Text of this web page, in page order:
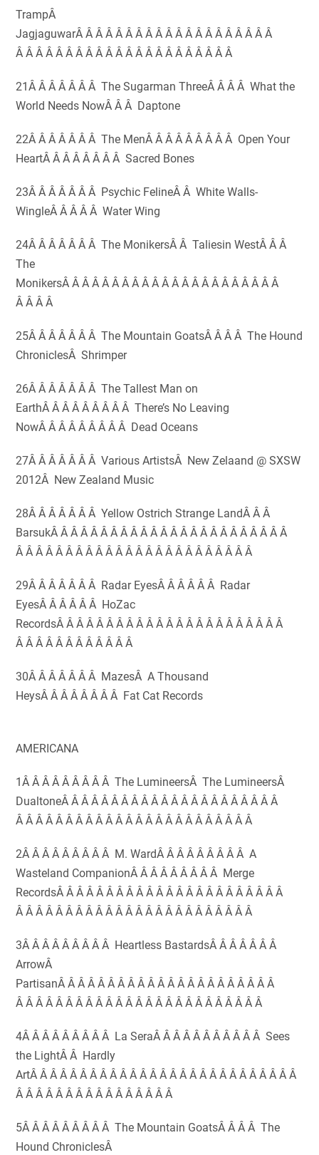
TrampÂ
JagjaguwarÂ Â Â Â Â Â Â Â Â Â Â Â Â Â Â Â Â Â Â Â
Â Â Â Â Â Â Â Â Â Â Â Â Â Â Â Â Â Â Â Â Â Â
21Â Â Â Â Â Â Â The Sugarman ThreeÂ Â Â Â What the
World Needs NowÂ Â Â Daptone
22Â Â Â Â Â Â Â The MenÂ Â Â Â Â Â Â Â Â Open Your
HeartÂ Â Â Â Â Â Â Â Sacred Bones
23Â Â Â Â Â Â Â Psychic FelineÂ Â White Walls-
WingleÂ Â Â Â Â Water Wing
24Â Â Â Â Â Â Â The MonikersÂ Â Taliesin WestÂ Â Â
The
MonikersÂ Â Â Â Â Â Â Â Â Â Â Â Â Â Â Â Â Â Â Â Â Â
Â Â Â Â
25Â Â Â Â Â Â Â The Mountain GoatsÂ Â Â Â The Hound
ChroniclesÂ Shrimper
26Â Â Â Â Â Â Â The Tallest Man on
EarthÂ Â Â Â Â Â Â Â Â There’s No Leaving
NowÂ Â Â Â Â Â Â Â Â Dead Oceans
27Â Â Â Â Â Â Â Various ArtistsÂ New Zelaand @ SXSW
2012Â New Zealand Music
28Â Â Â Â Â Â Â Yellow Ostrich Strange LandÂ Â Â
BarsukÂ Â Â Â Â Â Â Â Â Â Â Â Â Â Â Â Â Â Â Â Â Â Â Â
Â Â Â Â Â Â Â Â Â Â Â Â Â Â Â Â Â Â Â Â Â Â Â Â
29Â Â Â Â Â Â Â Radar EyesÂ Â Â Â Â Â Radar
EyesÂ Â Â Â Â Â HoZac
RecordsÂ Â Â Â Â Â Â Â Â Â Â Â Â Â Â Â Â Â Â Â Â Â Â
Â Â Â Â Â Â Â Â Â Â Â Â
30Â Â Â Â Â Â Â MazesÂ A Thousand
HeysÂ Â Â Â Â Â Â Â Fat Cat Records
AMERICANA
1Â Â Â Â Â Â Â Â Â The LumineersÂ The LumineersÂ
DualtoneÂ Â Â Â Â Â Â Â Â Â Â Â Â Â Â Â Â Â Â Â Â Â
Â Â Â Â Â Â Â Â Â Â Â Â Â Â Â Â Â Â Â Â Â Â Â Â
2Â Â Â Â Â Â Â Â Â M. WardÂ Â Â Â Â Â Â Â Â A
Wasteland CompanionÂ Â Â Â Â Â Â Â Â Merge
RecordsÂ Â Â Â Â Â Â Â Â Â Â Â Â Â Â Â Â Â Â Â Â Â Â
Â Â Â Â Â Â Â Â Â Â Â Â Â Â Â Â Â Â Â Â Â Â Â Â
3Â Â Â Â Â Â Â Â Â Heartless BastardsÂ Â Â Â Â Â Â
ArrowÂ
PartisanÂ Â Â Â Â Â Â Â Â Â Â Â Â Â Â Â Â Â Â Â Â Â
Â Â Â Â Â Â Â Â Â Â Â Â Â Â Â Â Â Â Â Â Â Â Â Â Â
4Â Â Â Â Â Â Â Â Â La SeraÂ Â Â Â Â Â Â Â Â Â Â Sees
the LightÂ Â Hardly
ArtÂ Â Â Â Â Â Â Â Â Â Â Â Â Â Â Â Â Â Â Â Â Â Â Â Â Â Â
Â Â Â Â Â Â Â Â Â Â Â Â Â Â Â Â
5Â Â Â Â Â Â Â Â Â The Mountain GoatsÂ Â Â Â The
Hound ChroniclesÂ